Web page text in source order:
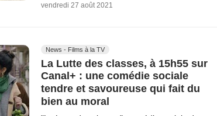
vendredi 27 août 2021
News - Films à la TV
La Lutte des classes, à 15h55 sur
Canal+ : une comédie sociale
tendre et savoureuse qui fait du
bien au moral